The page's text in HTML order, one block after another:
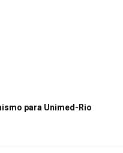
para Unimed-Rio